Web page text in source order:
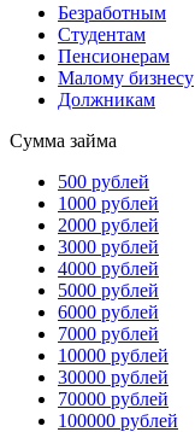
Безработным
Студентам
Пенсионерам
Малому бизнесу
Должникам
Сумма займа
500 рублей
1000 рублей
2000 рублей
3000 рублей
4000 рублей
5000 рублей
6000 рублей
7000 рублей
10000 рублей
30000 рублей
70000 рублей
100000 рублей